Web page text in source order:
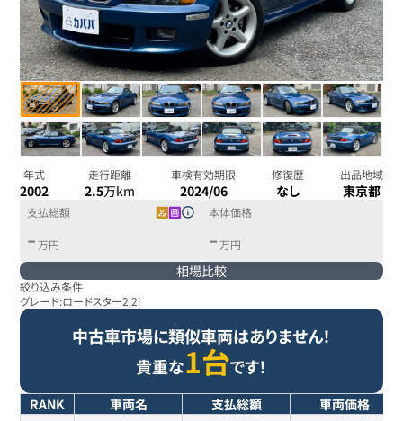
年式
2002
走行距離
2.5万km
車検有効期限
2024/06
修復歴
なし
出品地域
東京都
支払総額
- 万円
本体価格
- 万円
相場比較
絞り込み条件
グレード:ロードスター2.2i
中古車市場に類似車両はありません！
貴重な1台です！
RANK 車両名 支払総額 車両価格